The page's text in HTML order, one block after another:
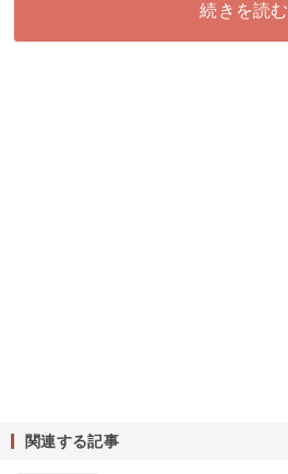
続きを読む
関連する記事